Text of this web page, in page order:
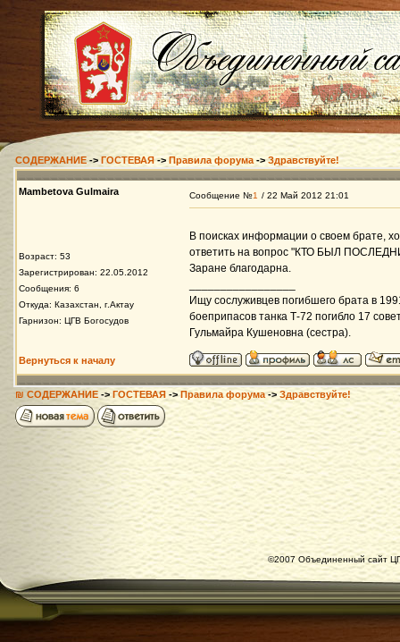
СОДЕРЖАНИЕ ->ГОСТЕВАЯ-> Правила форума ->Здравствуйте!
Mambetova Gulmaira
Возраст: 53
Зарегистрирован: 22.05.2012
Сообщения: 6
Откуда: Казахстан, г.Актау
Гарнизон: ЦГВ Богосудов
Сообщение №1 / 22 Май 2012 21:01
В поисках информации о своем брате,
ответить на вопрос "КТО БЫЛ
Заране благодарна.
Ищу сослуживцев погибшего брата в
боеприпасов танка Т-72 погибло 17
Гульмайра Кушеновна (сестра).
Вернуться к началу
₪ СОДЕРЖАНИЕ -> ГОСТЕВАЯ ->Правила форума->Здравствуйте!
©2007 Объединенный сайт